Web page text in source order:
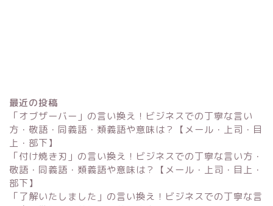
最近の投稿
「オブザーバー」の言い換え！ビジネスでの丁寧な言い
方・敬語・同義語・類義語や意味は？【メール・上司・目
上・部下】
「付け焼き刃」の言い換え！ビジネスでの丁寧な言い方・
敬語・同義語・類義語や意味は？【メール・上司・目上・
部下】
「了解いたしました」の言い換え！ビジネスでの丁寧な言
Excel
単位変換・換算